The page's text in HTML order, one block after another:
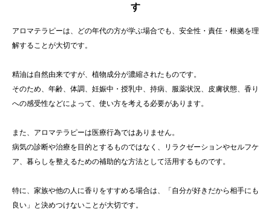
す
アロマテラピーは、どの年代の方が学ぶ場合でも、安全性・責任・根拠を理
解することが大切です。
精油は自然由来ですが、植物成分が濃縮されたものです。
そのため、年齢、体調、妊娠中・授乳中、持病、服薬状況、皮膚状態、香り
への感受性などによって、使い方を考える必要があります。
また、アロマテラピーは医療行為ではありません。
病気の診断や治療を目的とするものではなく、リラクゼーションやセルフケ
ア、暮らしを整えるための補助的な方法として活用するものです。
特に、家族や他の人に香りをすすめる場合は、「自分が好きだから相手にも
良い」と決めつけないことが大切です。